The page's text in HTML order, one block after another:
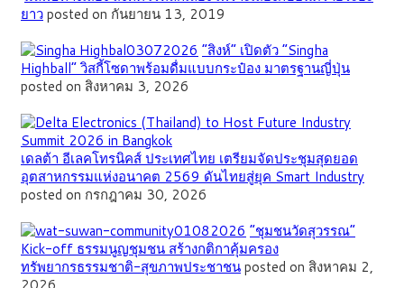
ยาวposted on กันยายน 13, 2019
“สิงห์” เปิดตัว “Singha
Highball” วิสกี้โซดาพร้อมดื่มแบบกระป๋อง มาตรฐานญี่ปุ่น
posted on สิงหาคม 3, 2026
เดลต้า อีเลคโทรนิคส์ ประเทศไทย เตรียมจัดประชุมสุดยอด
อุตสาหกรรมแห่งอนาคต 2569 ดันไทยสู่ยุค Smart Industry
posted on กรกฎาคม 30, 2026
”ชุมชนวัดสุวรรณ”
Kick-off ธรรมนูญชุมชน สร้างกติกาคุ้มครอง
ทรัพยากรธรรมชาติ-สุขภาพประชาชนposted on สิงหาคม 2,